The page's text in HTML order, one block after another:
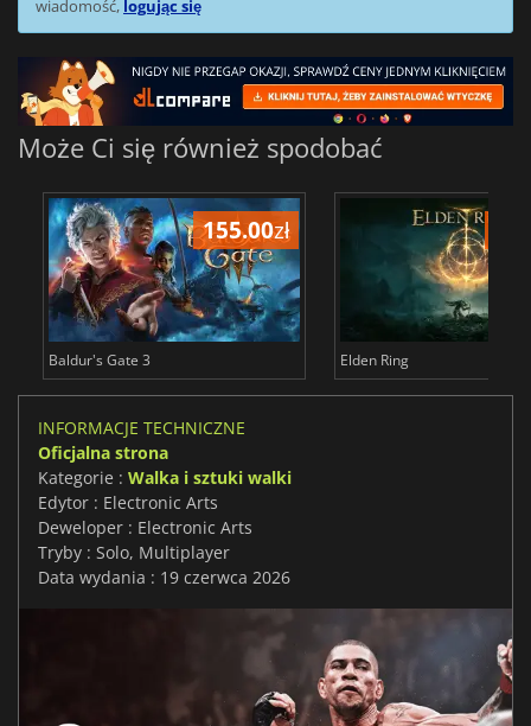
wiadomość, logując się
Może Ci się również spodobać
155.00zł
Baldur's Gate 3 Elden Ring
INFORMACJE TECHNICZNE
Oficjalna strona
Kategorie : Walka i sztuki walki
Edytor : Electronic Arts
Deweloper : Electronic Arts
Tryby : Solo, Multiplayer
Data wydania : 19 czerwca 2026